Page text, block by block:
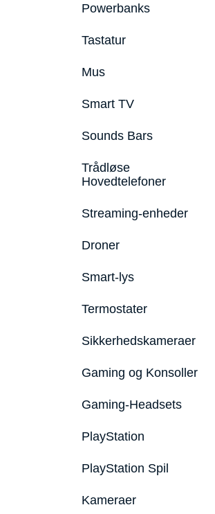
Powerbanks
Tastatur
Mus
Smart TV
Sounds Bars
Trådløse
Hovedtelefoner
Streaming-enheder
Droner
Smart-lys
Termostater
Sikkerhedskameraer
Gaming og Konsoller
Gaming-Headsets
PlayStation
PlayStation Spil
Kameraer